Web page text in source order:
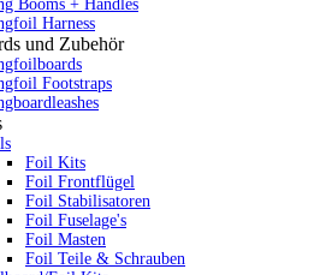
Booms + Handles
Harness
und Zubehör
Footstraps
Foil Kits
Foil Frontflügel
Foil Stabilisatoren
Foil Fuselage's
Foil Masten
Foil Teile & Schrauben